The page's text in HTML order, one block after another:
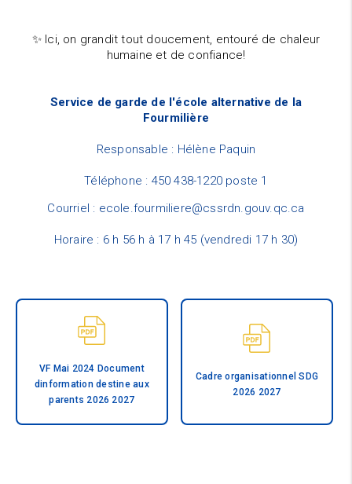
✨ Ici, on grandit tout doucement, entouré de chaleur
humaine et de confiance!
Service de garde de l'école alternative de la
Fourmilière
Responsable : Hélène Paquin
Téléphone : 450 438-1220 poste 1
Courriel : ecole.fourmiliere@cssrdn.gouv.qc.ca
Horaire : 6 h 56 h à 17 h 45 (vendredi 17 h 30)
VF Mai 2024 Document
dinformation destine aux
parents 2026 2027
Cadre organisationnel SDG
2026 2027